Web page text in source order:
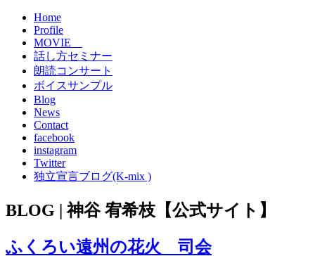
Home
Profile
MOVIE
話し方セミナー
朗読コンサート
ボイスサンプル
Blog
News
Contact
facebook
instagram
Twitter
独立宣言ブログ(K-mix )
BLOG | 神谷 宥希枝【公式サイト】
ふくろい遠州の花火 司会